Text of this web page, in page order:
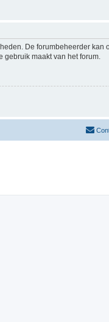
De forumbeheerder kan
gebruik maakt van het forum.